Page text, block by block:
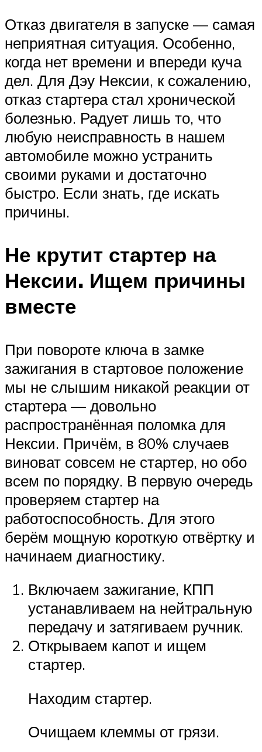
Отказ двигателя в запуске — самая
неприятная ситуация. Особенно,
когда нет времени и впереди куча
дел. Для Дэу Нексии, к сожалению,
отказ стартера стал хронической
болезнью. Радует лишь то, что
любую неисправность в нашем
автомобиле можно устранить
своими руками и достаточно
быстро. Если знать, где искать
причины.
Не крутит стартер на
Нексии. Ищем причины
вместе
При повороте ключа в замке
зажигания в стартовое положение
мы не слышим никакой реакции от
стартера — довольно
распространённая поломка для
Нексии. Причём, в 80% случаев
виноват совсем не стартер, но обо
всем по порядку. В первую очередь
проверяем стартер на
работоспособность. Для этого
берём мощную короткую отвёртку и
начинаем диагностику.
Включаем зажигание, КПП
устанавливаем на нейтральную
передачу и затягиваем ручник.
Открываем капот и ищем
стартер.
Находим стартер.
Очищаем клеммы от грязи.